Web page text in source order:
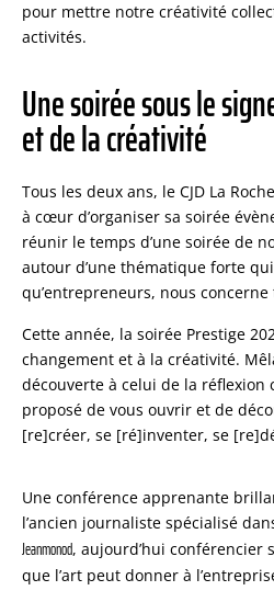
pour mettre notre créativité
activités.
Une soirée sous le
et de la créativité
Tous les deux ans, le CJD La
à cœur d’organiser sa soirée
réunir le temps d’une soirée de
autour d’une thématique forte
qu’entrepreneurs, nous concerne
Cette année, la soirée Prestige
changement et à la créativité.
découverte à celui de la réflexion
proposé de vous ouvrir et de
[re]créer, se [ré]inventer, se
Une conférence apprenante
l’ancien journaliste spécialisé
Jeanmonod, aujourd’hui conférencier
que l’art peut donner à